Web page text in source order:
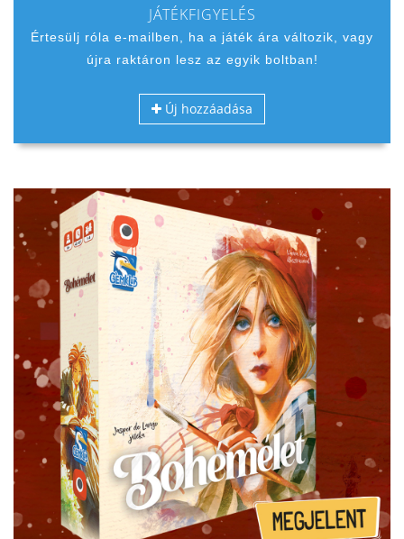
JÁTÉKFIGYELÉS
Értesülj róla e-mailben, ha a játék ára változik, vagy
újra raktáron lesz az egyik boltban!
Új hozzáadása